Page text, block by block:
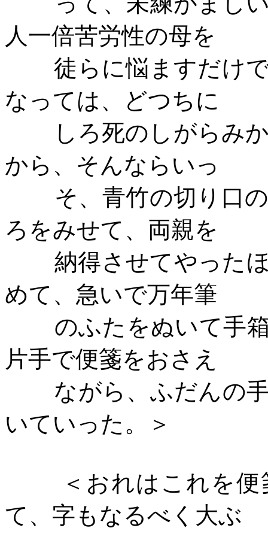
人一倍苦労性の母を
徒らに悩ますだけ
なっては、どつちに
しろ死のしがらみ
から、そんならいっ
そ、青竹の切り口
ろをみせて、両親を
納得させてやった
めて、急いで万年筆
のふたをぬいて手
片手で便箋をおさえ
ながら、ふだんの
いていった。＞
＜おれはこれを
て、字もなるべく大ぶ